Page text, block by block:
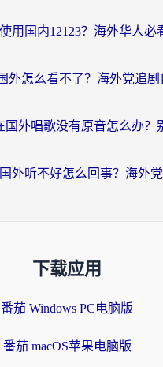
下载应用
番茄 Windows PC电脑版
番茄 macOS苹果电脑版